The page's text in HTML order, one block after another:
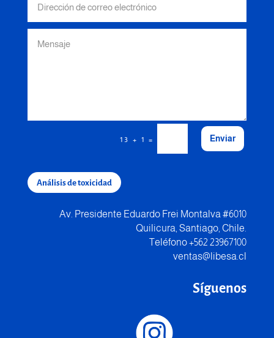
13 + 1 = Enviar
Análisis de toxicidad
Av. Presidente Eduardo Frei Montalva #6010
Quilicura, Santiago, Chile.
Teléfono +562 23967100
ventas@libesa.cl
Síguenos